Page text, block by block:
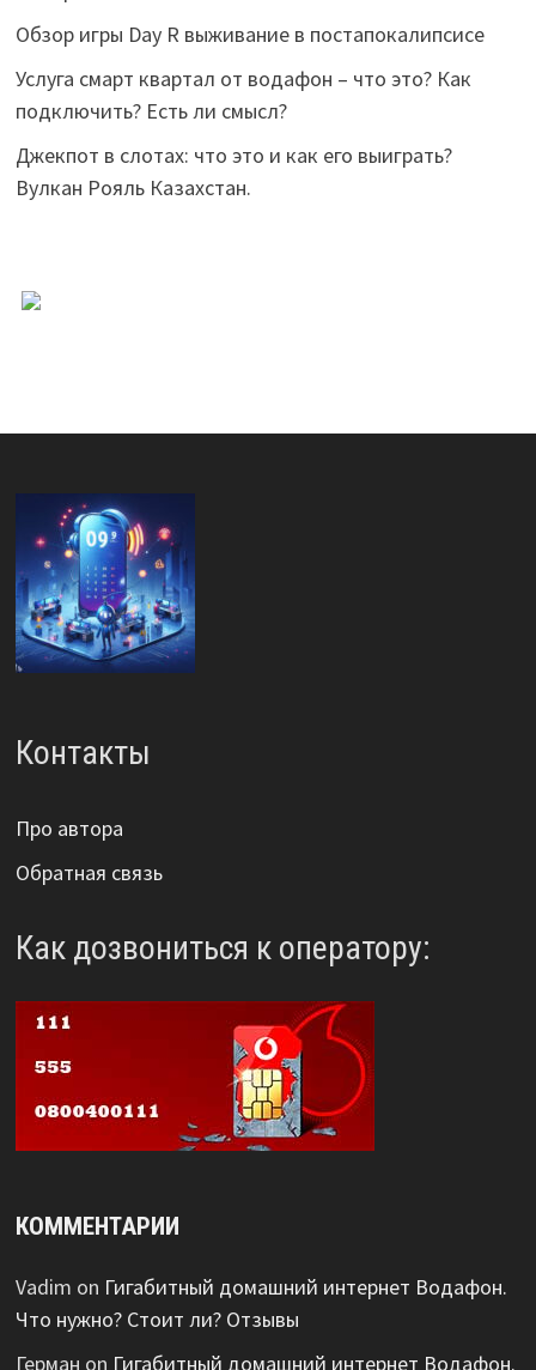
Обзор игры Day R выживание в постапокалипсисе
Услуга смарт квартал от водафон – что это? Как
подключить? Есть ли смысл?
Джекпот в слотах: что это и как его выиграть?
Вулкан Рояль Казахстан.
Контакты
Про автора
Обратная связь
Как дозвониться к оператору:
КОММЕНТАРИИ
Vadim on Гигабитный домашний интернет Водафон.
Что нужно? Стоит ли? Отзывы
Герман on Гигабитный домашний интернет Водафон.